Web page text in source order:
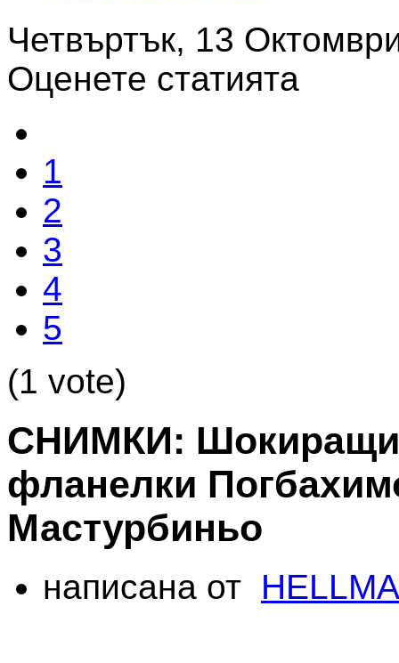
Четвъртък, 13
Оценете статията
1
2
3
4
5
(1 vote)
СНИМКИ:
фланелки
Мастурбиньо
написана от